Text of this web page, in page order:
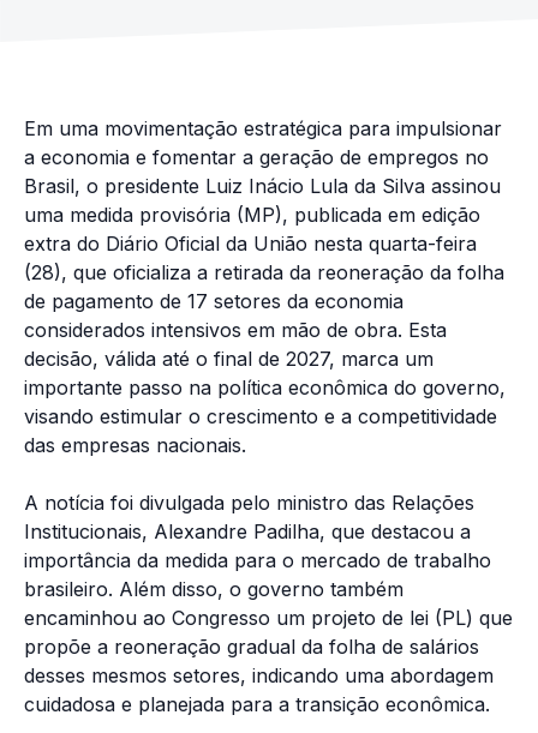
Em uma movimentação estratégica para impulsionar
a economia e fomentar a geração de empregos no
Brasil, o presidente Luiz Inácio Lula da Silva assinou
uma medida provisória (MP), publicada em edição
extra do Diário Oficial da União nesta quarta-feira
(28), que oficializa a retirada da reoneração da folha
de pagamento de 17 setores da economia
considerados intensivos em mão de obra. Esta
decisão, válida até o final de 2027, marca um
importante passo na política econômica do governo,
visando estimular o crescimento e a competitividade
das empresas nacionais.
A notícia foi divulgada pelo ministro das Relações
Institucionais, Alexandre Padilha, que destacou a
importância da medida para o mercado de trabalho
brasileiro. Além disso, o governo também
encaminhou ao Congresso um projeto de lei (PL) que
propõe a reoneração gradual da folha de salários
desses mesmos setores, indicando uma abordagem
cuidadosa e planejada para a transição econômica.